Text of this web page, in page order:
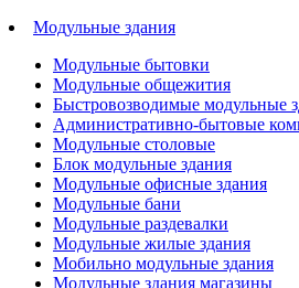
Модульные здания
Модульные бытовки
Модульные общежития
Быстровозводимые модульные
Административно-бытовые
Модульные столовые
Блок модульные здания
Модульные офисные здания
Модульные бани
Модульные раздевалки
Модульные жилые здания
Мобильно модульные здания
Модульные здания магазины